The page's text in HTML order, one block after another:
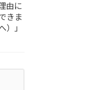
由に
きま
）」